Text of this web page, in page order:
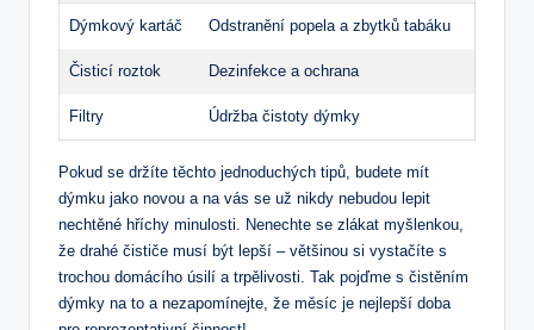
Dýmkový kartáč Odstranění popela a zbytků tabáku
Čisticí roztok Dezinfekce a ochrana
Filtry Údržba čistoty dýmky
Pokud se držíte těchto jednoduchých tipů, budete mít
dýmku jako novou a na vás se už nikdy nebudou lepit
nechtěné hříchy minulosti. Nenechte se zlákat myšlenkou,
že drahé čističe musí být lepší – většinou si vystačíte s
trochou domácího úsilí a trpělivosti. Tak pojďme s čistěním
dýmky na to a nezapomínejte, že měsíc je nejlepší doba